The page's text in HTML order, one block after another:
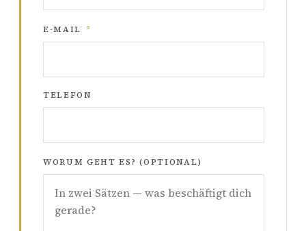
E-MAIL *
TELEFON
WORUM GEHT ES? (OPTIONAL)